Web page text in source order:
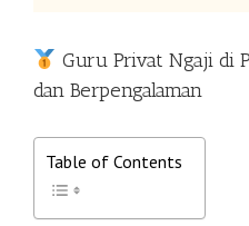
Guru Privat Ngaji di
dan Berpengalaman
Table of Contents